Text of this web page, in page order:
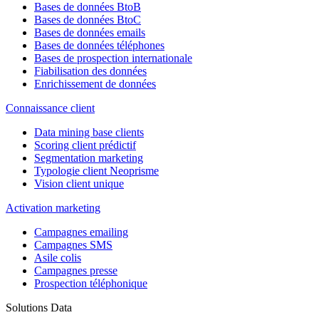
Bases de données BtoB
Bases de données BtoC
Bases de données emails
Bases de données téléphones
Bases de prospection internationale
Fiabilisation des données
Enrichissement de données
Connaissance client
Data mining base clients
Scoring client prédictif
Segmentation marketing
Typologie client Neoprisme
Vision client unique
Activation marketing
Campagnes emailing
Campagnes SMS
Asile colis
Campagnes presse
Prospection téléphonique
Solutions Data